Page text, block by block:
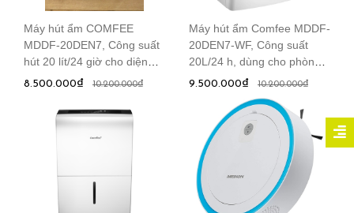
Máy hút ẩm COMFEE
MDDF-20DEN7, Công suất
hút 20 lít/24 giờ cho diện
tích phòng đến 40m2
8.500.000₫ 10.200.000₫
Máy hút ẩm Comfee MDDF-
20DEN7-WF, Công suất
20L/24 h, dùng cho phòng
40m²
9.500.000₫ 10.200.000₫